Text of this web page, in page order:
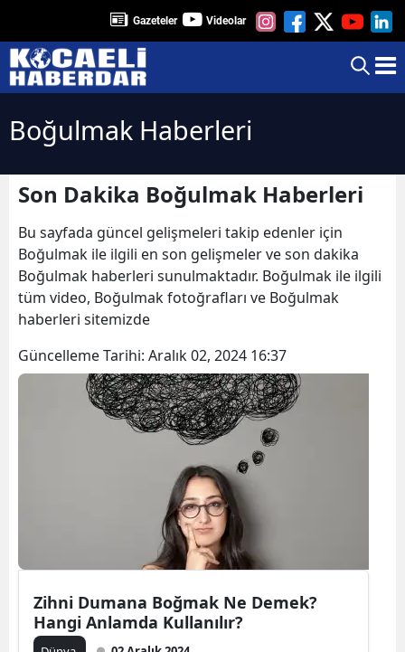
Gazeteler Videolar
Boğulmak Haberleri
Son Dakika Boğulmak Haberleri
Bu sayfada güncel gelişmeleri takip edenler için
Boğulmak ile ilgili en son gelişmeler ve son dakika
Boğulmak haberleri sunulmaktadır. Boğulmak ile ilgili
tüm video, Boğulmak fotoğrafları ve Boğulmak
haberleri sitemizde
Güncelleme Tarihi: Aralık 02, 2024 16:37
Zihni Dumana Boğmak Ne Demek?
Hangi Anlamda Kullanılır?